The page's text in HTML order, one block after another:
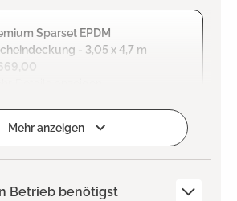
Sparset EPDM
- 3,05 x 4,7 m
Mehr anzeigen
Betrieb benötigst